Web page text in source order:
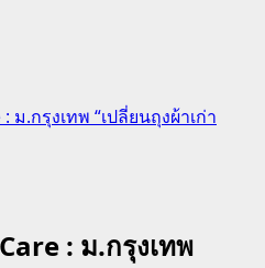
: ม.กรุงเทพ “เปลี่ยนถุงผ้าเก่า
: ม.กรุงเทพ